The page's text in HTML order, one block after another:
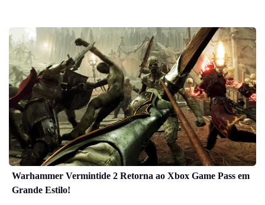
Warhammer Vermintide 2 Retorna ao Xbox Game Pass em
Grande Estilo!